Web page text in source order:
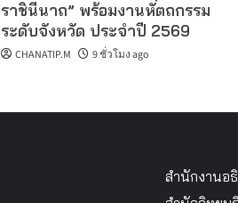
ราชินีนาถ” พร้อมงานหัตถกรรม
ระดับจังหวัด ประจำปี 2569
CHANATIP.M 9 ชั่วโมง ago
สำนักงานอ